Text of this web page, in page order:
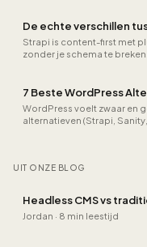
De echte verschillen
Strapi is content-first met
zonder je schema te
7 Beste WordPress
WordPress voelt zwaar en
alternatieven (Strapi,
UIT ONZE BLOG
Headless CMS vs
Jordan · 8 min leestijd